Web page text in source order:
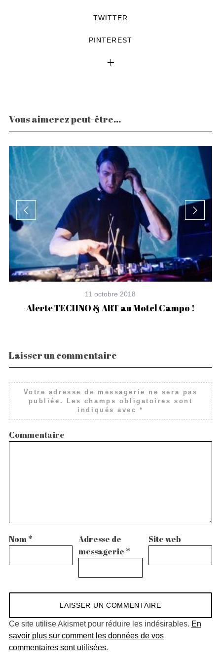
TWITTER
PINTEREST
Vous aimerez peut-être...
11 octobre 2018
Alerte TECHNO & ART au Motel Campo !
Laisser un commentaire
Votre adresse de messagerie ne sera pas
publiée.
Les champs obligatoires sont
indiqués avec*
Commentaire
Nom*
Adresse de
messagerie *
Site web
Ce site utilise Akismet pour réduire les indésirables. En
savoir plus sur comment les données de vos
commentaires sont utilisées.